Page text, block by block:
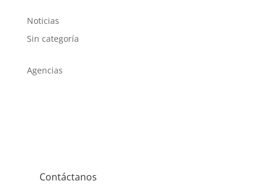
Noticias
Sin categoría
Agencias
Contáctanos